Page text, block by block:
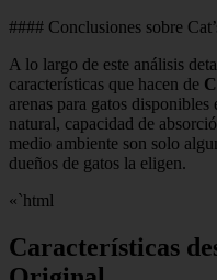
#### Conclusiones sobre
A lo largo de este análisis
características que hacen de
arenas para gatos
natural, capacidad de
medio ambiente son solo
dueños de gatos la eligen.
«`html
Características